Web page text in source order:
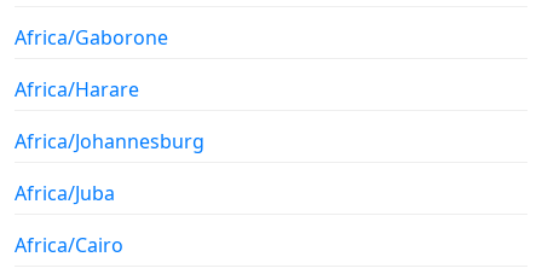
Africa/Gaborone
Africa/Harare
Africa/Johannesburg
Africa/Juba
Africa/Cairo